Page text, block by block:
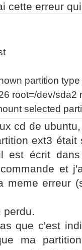
cette erreur
partition
root=/dev/sda2
selected
cd de
ext3 était
est écrit
et
meme erreur
perdu.
que c'est
ma